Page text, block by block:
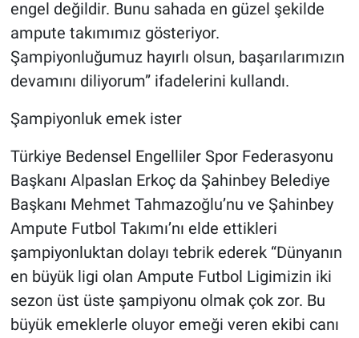
engel değildir. Bunu sahada en güzel şekilde
ampute takımımız gösteriyor.
Şampiyonluğumuz hayırlı olsun, başarılarımızın
devamını diliyorum” ifadelerini kullandı.
Şampiyonluk emek ister
Türkiye Bedensel Engelliler Spor Federasyonu
Başkanı Alpaslan Erkoç da Şahinbey Belediye
Başkanı Mehmet Tahmazoğlu’nu ve Şahinbey
Ampute Futbol Takımı’nı elde ettikleri
şampiyonluktan dolayı tebrik ederek “Dünyanın
en büyük ligi olan Ampute Futbol Ligimizin iki
sezon üst üste şampiyonu olmak çok zor. Bu
büyük emeklerle oluyor emeği veren ekibi canı